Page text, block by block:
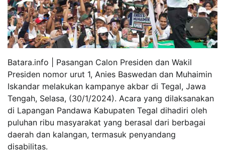
Batara.info | Pasangan Calon Presiden dan Wakil
Presiden nomor urut 1, Anies Baswedan dan Muhaimin
Iskandar melakukan kampanye akbar di Tegal, Jawa
Tengah, Selasa, (30/1/2024). Acara yang dilaksanakan
di Lapangan Pandawa Kabupaten Tegal dihadiri oleh
puluhan ribu masyarakat yang berasal dari berbagai
daerah dan kalangan, termasuk penyandang
disabilitas.